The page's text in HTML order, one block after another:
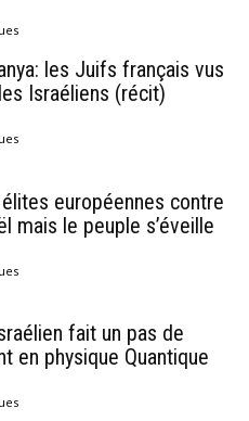
les Juifs français vus
Israéliens (récit)
européennes contre
mais le peuple s’éveille
fait un pas de
en physique Quantique